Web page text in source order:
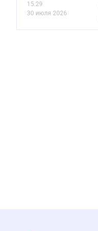
15.29
30 июля 2026